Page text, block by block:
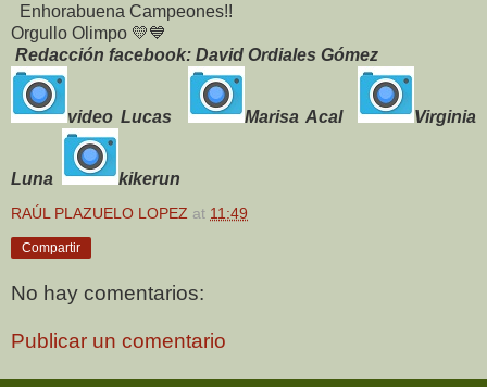
Enhorabuena Campeones!!
Orgullo Olimpo 💛💙
Redacción facebook: David Ordiales Gómez
video Lucas Marisa Acal Virginia
Luna kikerun
RAÚL PLAZUELO LOPEZ at 11:49
Compartir
No hay comentarios:
Publicar un comentario